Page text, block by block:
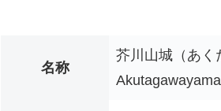
名称
芥川山城（あく